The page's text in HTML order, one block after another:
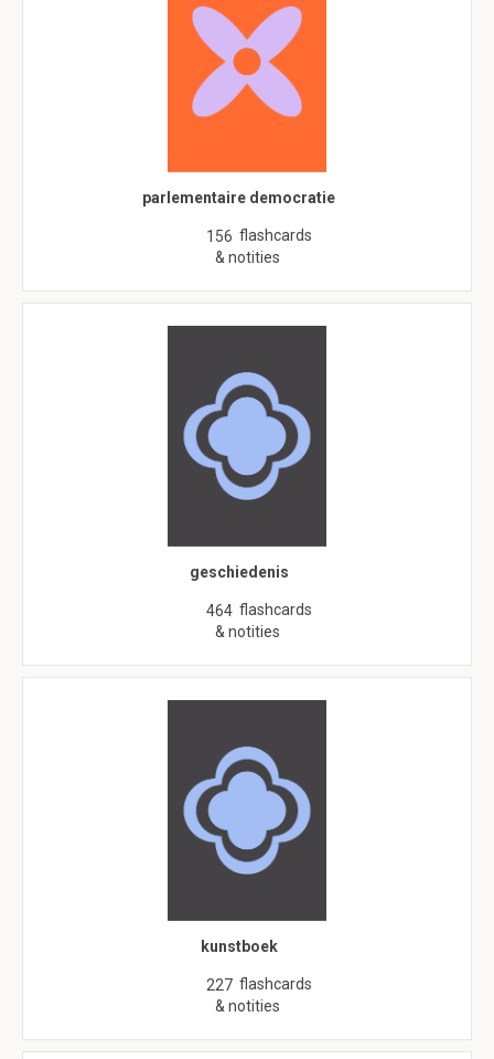
parlementaire democratie
156 flashcards
& notities
geschiedenis
464 flashcards
& notities
kunstboek
227 flashcards
& notities